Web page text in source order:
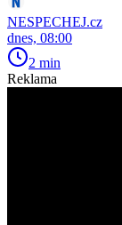
NESPECHEJ.cz
dnes, 08:00
2 min
Reklama